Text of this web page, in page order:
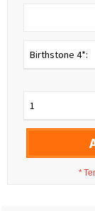
Birthstone 4*:
1
*